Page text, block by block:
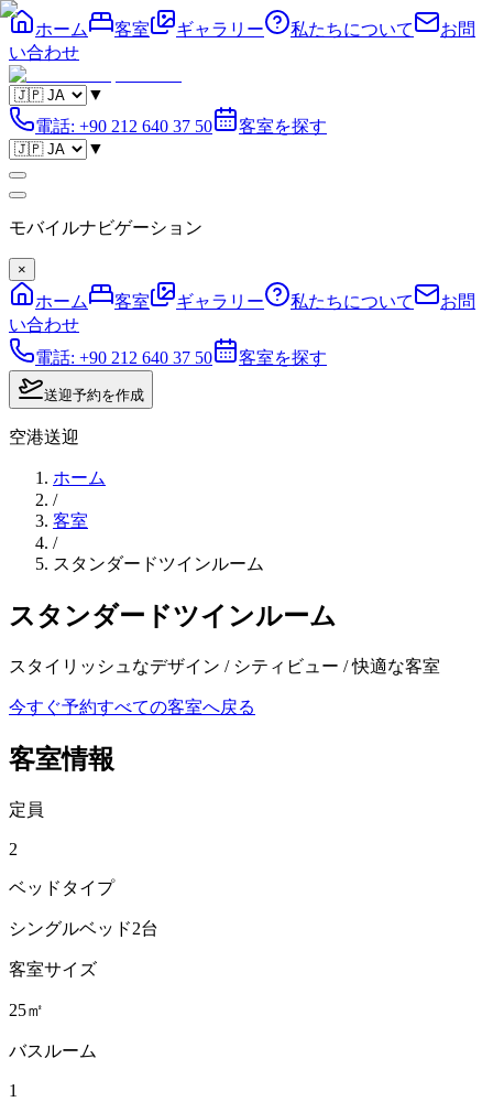
ホーム 客室 ギャラリー 私たちについて
お問
い合わせ
▼
電話: +90 212 640 37 50
客室を探す
▼
モバイルナビゲーション
×
ホーム 客室 ギャラリー 私たちについて
お問
い合わせ
電話: +90 212 640 37 50 客室を探す
送迎予約を作成
空港送迎
ホーム
/
客室
/
スタンダードツインルーム
スタンダードツインルーム
スタイリッシュなデザイン / シティビュー / 快適な客室
今すぐ予約すべての客室へ戻る
客室情報
定員
2
ベッドタイプ
シングルベッド2台
客室サイズ
25㎡
バスルーム
1